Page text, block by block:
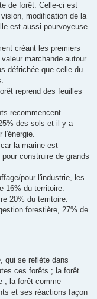
de forêt. Celle-ci est
modification de la
est aussi pourvoyeuse
créant les premiers
marchande autour
défrichée que celle du
reprend des feuilles
recommencent
des sols et il y a
l'énergie.
la marine est
construire de grands
pour l'industrie, les
16% du territoire.
20% du territoire.
forestière, 27% de
, qui se reflète dans
ces forêts ; la forêt
; la forêt comme
et ses réactions façon